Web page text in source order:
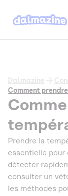
Dalmazine
Comment
Prendre la
essentielle pour
détecter
consulter un
les méthodes